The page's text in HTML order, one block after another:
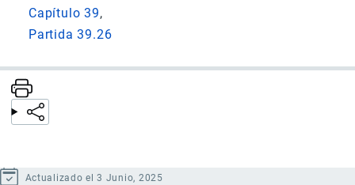
Capítulo 39
Partida 39.26
Actualizado el 3 Junio, 2025